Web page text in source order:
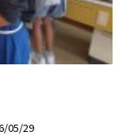
05/29